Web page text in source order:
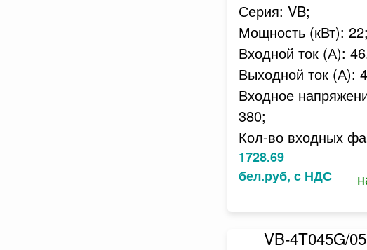
Серия: VB;
Мощность (кВт): 22;
Входной ток (А):
Выходной ток (А):
Входное
380;
Кол-во входных
1728.69
бел.руб, c НДС
VB-4T045G/